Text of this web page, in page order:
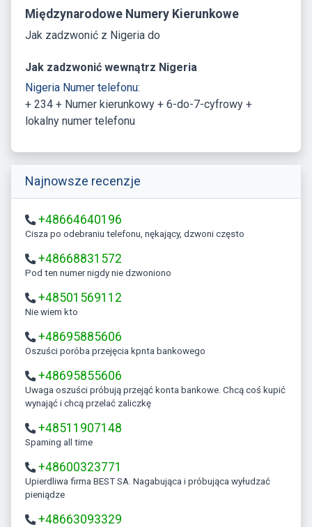
Międzynarodowe Numery Kierunkowe
Jak zadzwonić z Nigeria do
Jak zadzwonić wewnątrz Nigeria
Nigeria Numer telefonu:
+ 234 + Numer kierunkowy + 6-do-7-cyfrowy +
lokalny numer telefonu
Najnowsze recenzje
+48664640196
Cisza po odebraniu telefonu, nękający, dzwoni często
+48668831572
Pod ten numer nigdy nie dzwoniono
+48501569112
Nie wiem kto
+48695885606
Oszuści poróba przejęcia kpnta bankowego
+48695855606
Uwaga oszuści próbują przejąć konta bankowe. Chcą coś kupić
wynająć i chcą przelać zaliczkę
+48511907148
Spaming all time
+48600323771
Upierdliwa firma BEST SA. Nagabująca i próbująca wyłudzać
pieniądze
+48663093329